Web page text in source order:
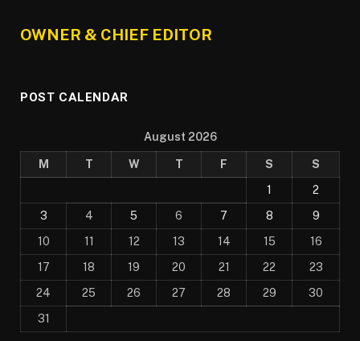
OWNER & CHIEF EDITOR
POST CALENDAR
August 2026
M T W T F S
S
1
2
3
4 5 6 7 8
9
10
11 12 13 14 15
16
17
18 19 20 21 22
23
24
25 26 27 28 29
30
31